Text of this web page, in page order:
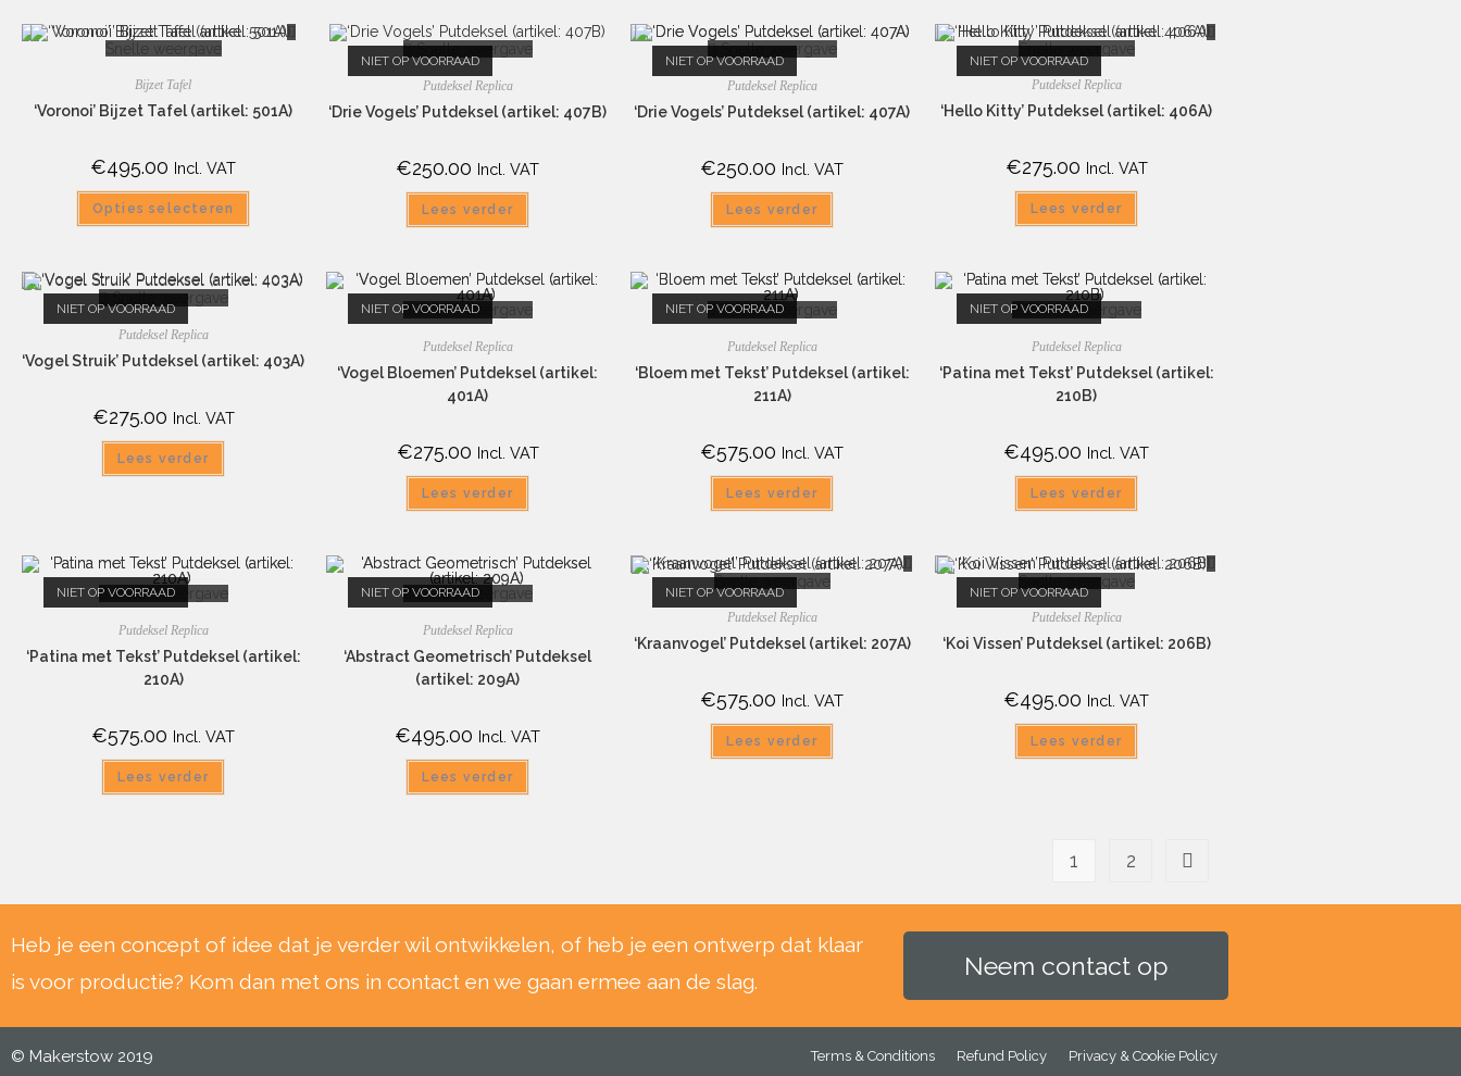
Snelle weergave
Bijzet Tafel
‘Voronoi’ Bijzet Tafel (artikel: 501A)
€495.00 Incl. VAT
Opties selecteren
NIET OP VOORRAAD
Snelle weergave
Putdeksel Replica
‘Drie Vogels’ Putdeksel (artikel: 407B)
€250.00 Incl. VAT
Lees verder
NIET OP VOORRAAD
Snelle weergave
Putdeksel Replica
‘Drie Vogels’ Putdeksel (artikel: 407A)
€250.00 Incl. VAT
Lees verder
NIET OP VOORRAAD
Snelle weergave
Putdeksel Replica
‘Hello Kitty’ Putdeksel (artikel: 406A)
€275.00 Incl. VAT
Lees verder
NIET OP VOORRAAD
Snelle weergave
Putdeksel Replica
‘Vogel Struik’ Putdeksel (artikel: 403A)
€275.00 Incl. VAT
Lees verder
NIET OP VOORRAAD
Snelle weergave
Putdeksel Replica
‘Vogel Bloemen’ Putdeksel (artikel:
401A)
€275.00 Incl. VAT
Lees verder
NIET OP VOORRAAD
Snelle weergave
Putdeksel Replica
‘Bloem met Tekst’ Putdeksel (artikel:
211A)
€575.00 Incl. VAT
Lees verder
NIET OP VOORRAAD
Snelle weergave
Putdeksel Replica
‘Patina met Tekst’ Putdeksel (artikel:
210B)
€495.00 Incl. VAT
Lees verder
NIET OP VOORRAAD
Snelle weergave
Putdeksel Replica
‘Patina met Tekst’ Putdeksel (artikel:
210A)
€575.00 Incl. VAT
Lees verder
NIET OP VOORRAAD
Snelle weergave
Putdeksel Replica
‘Abstract Geometrisch’ Putdeksel
(artikel: 209A)
€495.00 Incl. VAT
Lees verder
NIET OP VOORRAAD
Snelle weergave
Putdeksel Replica
‘Kraanvogel’ Putdeksel (artikel: 207A)
€575.00 Incl. VAT
Lees verder
NIET OP VOORRAAD
Snelle weergave
Putdeksel Replica
‘Koi Vissen’ Putdeksel (artikel: 206B)
€495.00 Incl. VAT
Lees verder
1 2
Heb je een concept of idee dat je verder wil ontwikkelen, of heb je een ontwerp dat klaar
is voor productie? Kom dan met ons in contact en we gaan ermee aan de slag.
Neem contact op
© Makerstow 2019 Terms & Conditions Refund Policy Privacy & Cookie Policy